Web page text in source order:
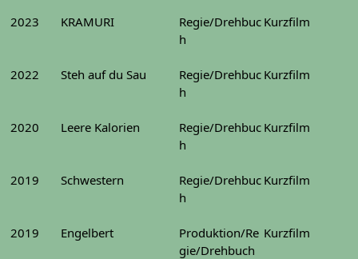
2023 KRAMURI
Regie/Drehbuc
h
Kurzfilm
2022 Steh auf du Sau
Regie/Drehbuc
h
Kurzfilm
2020 Leere Kalorien
Regie/Drehbuc
h
Kurzfilm
2019 Schwestern
Regie/Drehbuc
h
Kurzfilm
2019 Engelbert
Produktion/Re
gie/Drehbuch
Kurzfilm